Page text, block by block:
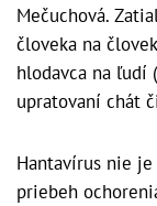
Mečuchová.
človeka na
hlodavca na ľudí
upratovaní chát
Hantavírus nie
priebeh